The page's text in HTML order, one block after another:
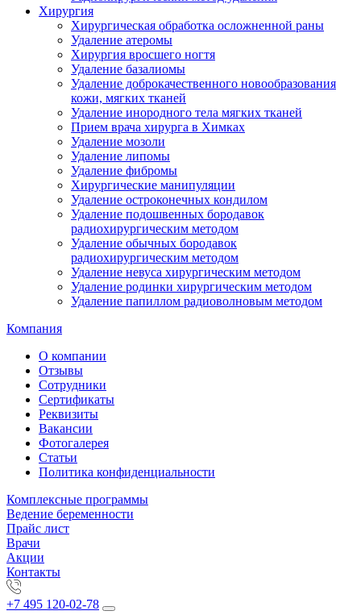
Хирургия
Хирургическая обработка осложненной раны
Удаление атеромы
Хирургия вросшего ногтя
Удаление базалиомы
Удаление доброкачественного новообразования
кожи, мягких тканей
Удаление инородного тела мягких тканей
Прием врача хирурга в Химках
Удаление мозоли
Удаление липомы
Удаление фибромы
Хирургические манипуляции
Удаление остроконечных кондилом
Удаление подошвенных бородавок
радиохирургическим методом
Удаление обычных бородавок
радиохирургическим методом
Удаление невуса хирургическим методом
Удаление родинки хирургическим методом
Удаление папиллом радиоволновым методом
Компания
О компании
Отзывы
Сотрудники
Сертификаты
Реквизиты
Вакансии
Фотогалерея
Статьи
Политика конфиденциальности
Комплексные программы
Ведение беременности
Прайс лист
Врачи
Акции
Контакты
+7 495 120-02-78